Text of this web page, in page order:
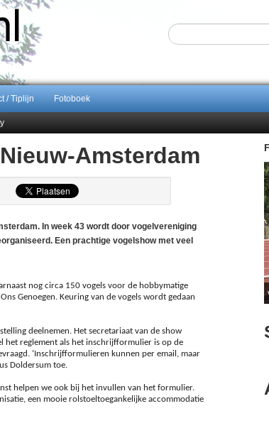
/ Tiplijn Fotoboek
naar Zuidlaren
Amsterdam
In week 43 wordt door vogelvereniging
Een prachtige vogelshow met veel
nog circa 150 vogels voor de hobbymatige
Genoegen. Keuring van de vogels wordt gedaan
deelnemen. Het secretariaat van de show
het reglement als het inschrijfformulier is op de
‘Inschrijfformulieren kunnen per email, maar
Doldersum toe.
helpen we ook bij het invullen van het formulier.
een mooie rolstoeltoegankelijke accommodatie